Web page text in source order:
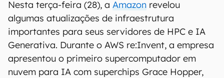
Nesta terça-feira (28), a Amazon revelou
algumas atualizações de infraestrutura
importantes para seus servidores de HPC e IA
Generativa. Durante o AWS re:Invent, a empresa
apresentou o primeiro supercomputador em
nuvem para IA com superchips Grace Hopper,